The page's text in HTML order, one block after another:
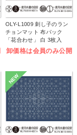
OLY-L1009 刺し子のラン
チョンマット 布パック
「花合わせ」 白 3枚入
(袋)
卸価格は会員のみ公開
NEW